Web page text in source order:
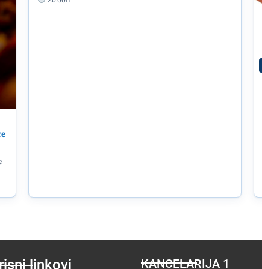
„Jelusick“ 30.jula u
linkovi KANCELARIJA 1